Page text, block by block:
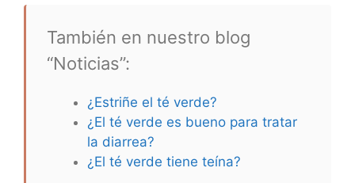
También en nuestro blog
“Noticias”:
¿Estriñe el té verde?
¿El té verde es bueno para tratar
la diarrea?
¿El té verde tiene teína?